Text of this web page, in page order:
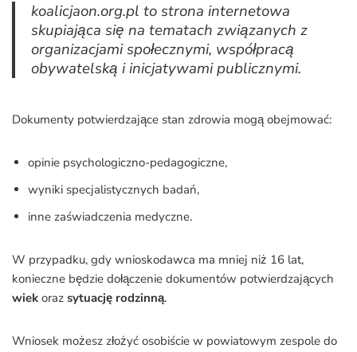
koalicjaon.org.pl to strona internetowa
skupiająca się na tematach związanych z
organizacjami społecznymi, współpracą
obywatelską i inicjatywami publicznymi.
Dokumenty potwierdzające stan zdrowia mogą obejmować:
opinie psychologiczno-pedagogiczne,
wyniki specjalistycznych badań,
inne zaświadczenia medyczne.
W przypadku, gdy wnioskodawca ma mniej niż 16 lat,
konieczne będzie dołączenie dokumentów potwierdzających
wiek oraz sytuację rodzinną.
Wniosek możesz złożyć osobiście w powiatowym zespole do